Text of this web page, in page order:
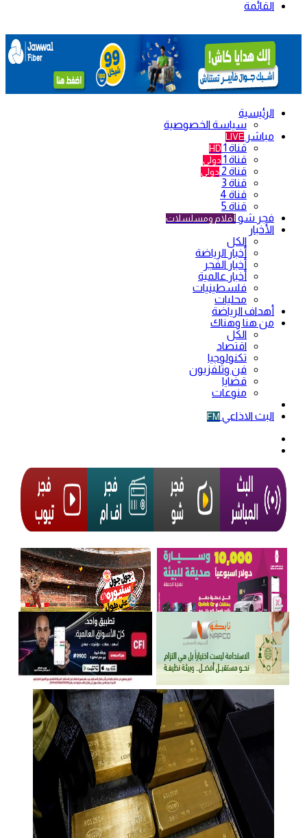
القائمة
الرئيسية
سياسة الخصوصية
مباشر LIVE
قناة 1 HD
قناة 1 دولي
قناة 2 دولي
قناة 3
قناة 4
قناة 5
فجر شو أفلام ومسلسلات
الأخبار
الكل
أخبار الرياضة
أخبار الفجر
أخبار عالمية
فلسطينيات
محليات
أهداف الرياضة
من هنا وهناك
الكل
اقتصاد
تكنولوجيا
فن وتلفزيون
قضايا
منوعات
البث الاذاعي FM